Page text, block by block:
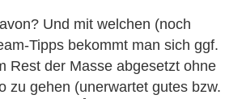
Und mit welchen (noch
Tipps bekommt man sich ggf.
Rest der Masse abgesetzt ohne
zu gehen (unerwartet gutes bzw.